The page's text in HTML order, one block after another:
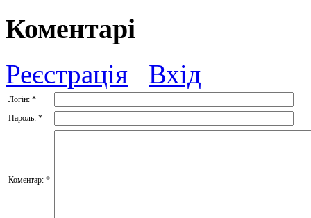
Коментарі
Реєстрація Вхід
Логін: *
Пароль: *
Коментар: *